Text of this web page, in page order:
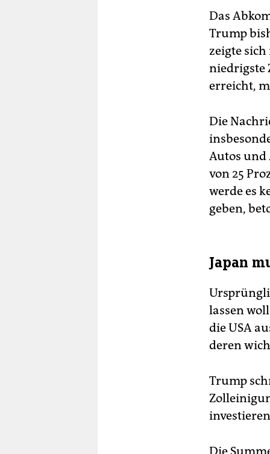
Das
Trump
zeigte
niedrigste
erreicht,
Die
Autos und
von 25
werde es
geben,
Japan
lassen
die USA
deren
Trump
Die